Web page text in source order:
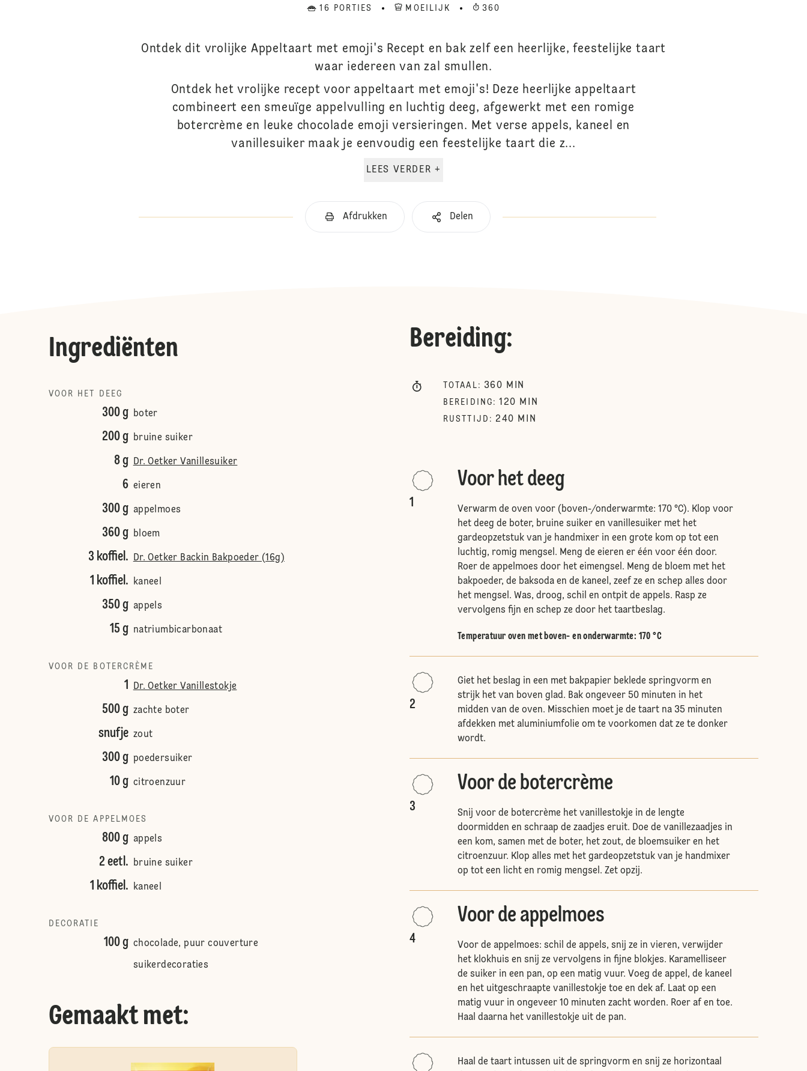
16 PORTIES MOEILIJK 360
Ontdek dit vrolijke Appeltaart met emoji's Recept en bak zelf een heerlijke, feestelijke taart
waar iedereen van zal smullen.
Ontdek het vrolijke recept voor appeltaart met emoji's! Deze heerlijke appeltaart
combineert een smeuïge appelvulling en luchtig deeg, afgewerkt met een romige
botercrème en leuke chocolade emoji versieringen. Met verse appels, kaneel en
vanillesuiker maak je eenvoudig een feestelijke taart die z...
LEES VERDER +
Afdrukken Delen
Ingrediënten
VOOR HET DEEG
300 g boter
200 g bruine suiker
8 g Dr. Oetker Vanillesuiker
6 eieren
300 g appelmoes
360 g bloem
3 koffiel. Dr. Oetker Backin Bakpoeder (16g)
1 koffiel. kaneel
350 g appels
15 g natriumbicarbonaat
VOOR DE BOTERCRÈME
1 Dr. Oetker Vanillestokje
500 g zachte boter
snufje zout
300 g poedersuiker
10 g citroenzuur
VOOR DE APPELMOES
800 g appels
2 eetl. bruine suiker
1 koffiel. kaneel
DECORATIE
100 g chocolade, puur couverture
suikerdecoraties
Gemaakt met:
Bereiding:
TOTAAL : 360 MIN
BEREIDING : 120 MIN
RUSTTIJD : 240 MIN
1
Voor het deeg
Verwarm de oven voor (boven-/onderwarmte: 170 °C). Klop voor
het deeg de boter, bruine suiker en vanillesuiker met het
gardeopzetstuk van je handmixer in een grote kom op tot een
luchtig, romig mengsel. Meng de eieren er één voor één door.
Roer de appelmoes door het eimengsel. Meng de bloem met het
bakpoeder, de baksoda en de kaneel, zeef ze en schep alles door
het mengsel. Was, droog, schil en ontpit de appels. Rasp ze
vervolgens fijn en schep ze door het taartbeslag.
Temperatuur oven met boven- en onderwarmte: 170 °C
2
Giet het beslag in een met bakpapier beklede springvorm en
strijk het van boven glad. Bak ongeveer 50 minuten in het
midden van de oven. Misschien moet je de taart na 35 minuten
afdekken met aluminiumfolie om te voorkomen dat ze te donker
wordt.
3
Voor de botercrème
Snij voor de botercrème het vanillestokje in de lengte
doormidden en schraap de zaadjes eruit. Doe de vanillezaadjes in
een kom, samen met de boter, het zout, de bloemsuiker en het
citroenzuur. Klop alles met het gardeopzetstuk van je handmixer
op tot een licht en romig mengsel. Zet opzij.
4
Voor de appelmoes
Voor de appelmoes: schil de appels, snij ze in vieren, verwijder
het klokhuis en snij ze vervolgens in fijne blokjes. Karamelliseer
de suiker in een pan, op een matig vuur. Voeg de appel, de kaneel
en het uitgeschraapte vanillestokje toe en dek af. Laat op een
matig vuur in ongeveer 10 minuten zacht worden. Roer af en toe.
Haal daarna het vanillestokje uit de pan.
Haal de taart intussen uit de springvorm en snij ze horizontaal